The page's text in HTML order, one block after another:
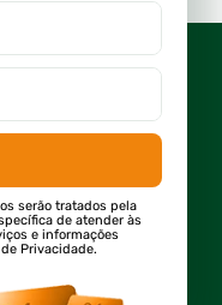
serão tratados pela
de atender às
e informações
Privacidade.